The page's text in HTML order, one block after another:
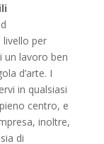
livello per
un lavoro ben
d’arte. I
in qualsiasi
centro, e
inoltre,
di